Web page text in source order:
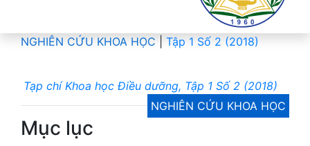
NGHIÊN CỨU KHOA HỌC Tập 1 Số 2 (2018)
Tạp chí Khoa học Điều dưỡng, Tập 1 Số 2 (2018)
NGHIÊN CỨU KHOA HỌC
Mục lục